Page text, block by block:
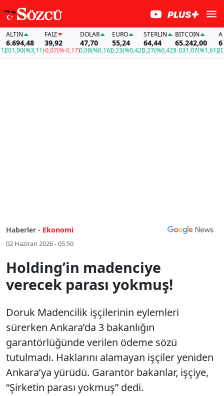
(%3,11)
FAİZ
39,92
-0,07(%-0,17)
DOLAR
47,70
0,08(%0,16)
EURO
55,24
0,23(%0,42)
STERLIN
64,44
0,27(%0,42)
BITCOIN
65.242,00
1.031,07(%1,61)
Haberler - Ekonomi
02 Haziran 2026 - 05:50
Holding’in madenciye
verecek parası yokmuş!
Doruk Madencilik işçilerinin eylemleri
sürerken Ankara’da 3 bakanlığın
garantörlüğünde verilen ödeme sözü
tutulmadı. Haklarını alamayan işçiler yeniden
Ankara’ya yürüdü. Garantör bakanlar, işçiye,
“Şirketin parası yokmuş” dedi.